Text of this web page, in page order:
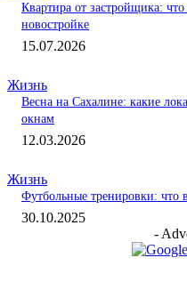
Квартира от застройщика:
новостройке
15.07.2026
Жизнь
Весна на Сахалине: какие
окнам
12.03.2026
Жизнь
Футбольные тренировки: что
30.10.2025
-